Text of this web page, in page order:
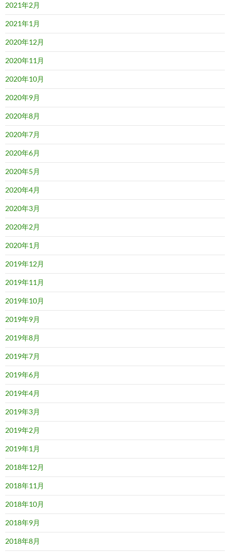
2021年2月
2021年1月
2020年12月
2020年11月
2020年10月
2020年9月
2020年8月
2020年7月
2020年6月
2020年5月
2020年4月
2020年3月
2020年2月
2020年1月
2019年12月
2019年11月
2019年10月
2019年9月
2019年8月
2019年7月
2019年6月
2019年4月
2019年3月
2019年2月
2019年1月
2018年12月
2018年11月
2018年10月
2018年9月
2018年8月